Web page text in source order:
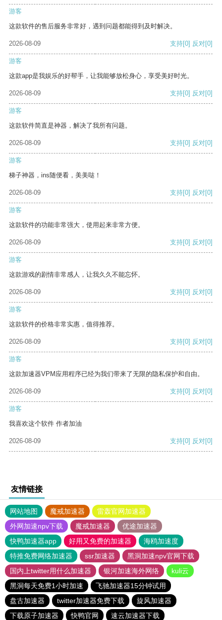
游客
这款软件的售后服务非常好，遇到问题都能得到及时解决。
2026-08-09 支持[0] 反对[0]
游客
这款app是我娱乐的好帮手，让我能够放松身心，享受美好时光。
2026-08-09 支持[0] 反对[0]
游客
这款软件简直是神器，解决了我所有问题。
2026-08-09 支持[0] 反对[0]
游客
梯子神器，ins随便看，美美哒！
2026-08-09 支持[0] 反对[0]
游客
这款软件的功能非常强大，使用起来非常方便。
2026-08-09 支持[0] 反对[0]
游客
这款游戏的剧情非常感人，让我久久不能忘怀。
2026-08-09 支持[0] 反对[0]
游客
这款软件的价格非常实惠，值得推荐。
2026-08-09 支持[0] 反对[0]
游客
这款加速器VPM应用程序已经为我们带来了无限的隐私保护和自由。
2026-08-09 支持[0] 反对[0]
游客
我喜欢这个软件 作者加油
2026-08-09 支持[0] 反对[0]
友情链接
网站地图 魔戒加速器
雷轰官网加速器
外网加速npv下载
魔戒加速器
优途加速器
快鸭加速器app
好用又免费的加速器
海鸥加速度
特推免费网络加速器
ssr加速器
黑洞加速npv官网下载
国内上twitter用什么加速器
银河加速海外网络
kuli云
黑洞每天免费1小时加速
飞驰加速器15分钟试用
盘古加速器
twitter加速器免费下载
旋风加速器
下载原子加速器
快鸭官网 速云加速器下载